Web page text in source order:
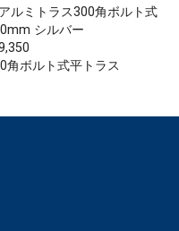
ルミトラス300角ボルト式
シルバー
角ボルト式平トラス